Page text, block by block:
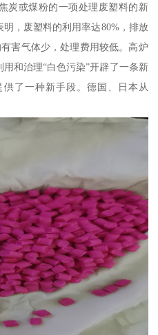
炭或煤粉的一项处理废塑料的新
，废塑料的利用率达80%，排放
害气体少，处理费用较低。高炉
和治理“白色污染”开辟了一条新
了一种新手段。德国、日本从